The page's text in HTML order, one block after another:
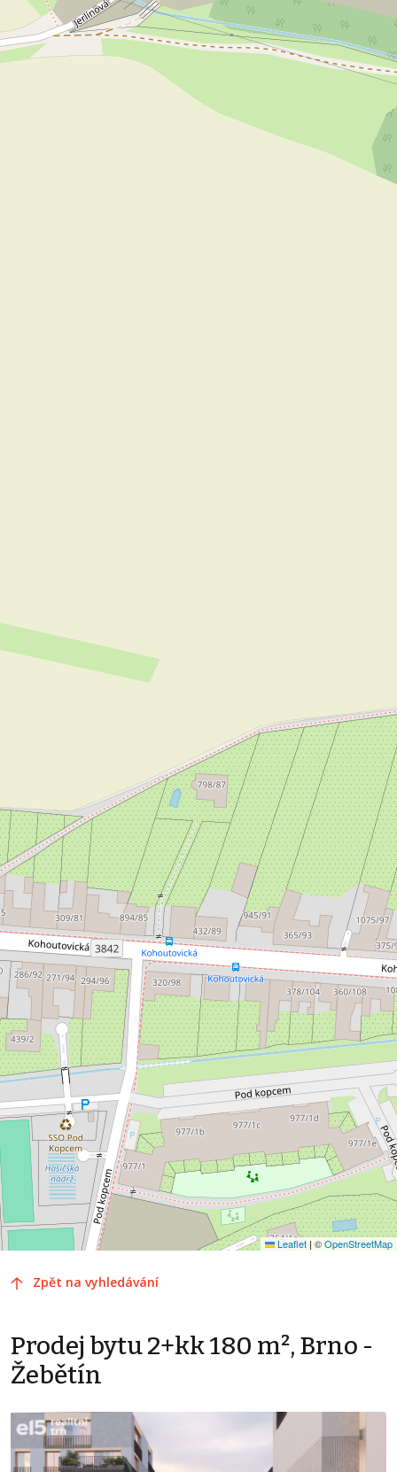
Leaflet | ©OpenStreetMap
Zpět na vyhledávání
Prodej bytu 2+kk 180 m², Brno -
Žebětín